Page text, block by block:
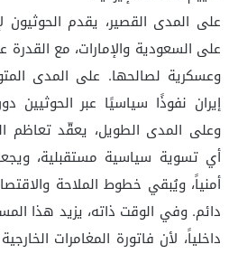
على المدى القصير، يقدم
على السعودية والإمارات، مع
وعسكرية لصالحها. على المدى
إيران نفوذًا سياسيًا عبر الحوثيين
وعلى المدى الطويل، يعقّد تعاظم
أي تسوية سياسية مستقبلية،
أمنياً، ويُبقي خطوط الملاحة
دائم. وفي الوقت ذاته، يزيد هذا
داخلياً، لأن فاتورة المغامرات